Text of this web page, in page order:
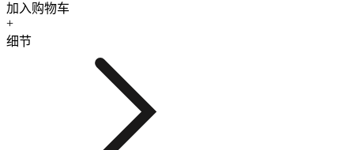
加入购物车
+
细节